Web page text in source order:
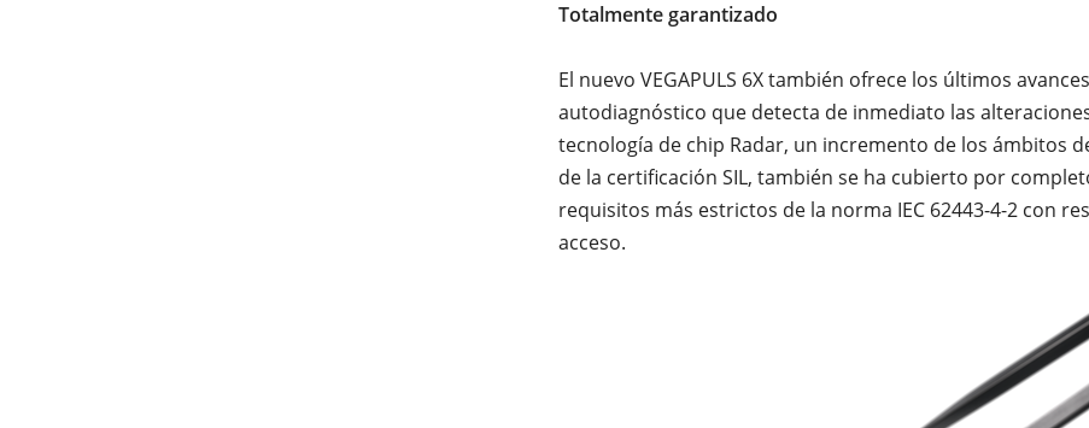
Totalmente garantizado
El nuevo VEGAPULS 6X también ofrece los últimos
autodiagnóstico que detecta de inmediato las
tecnología de chip Radar, un incremento de los ámbitos
de la certificación SIL, también se ha cubierto por
requisitos más estrictos de la norma IEC 62443-4-2 con
acceso.